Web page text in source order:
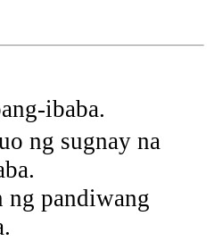
ibaba.
ng sugnay na
ng pandiwang